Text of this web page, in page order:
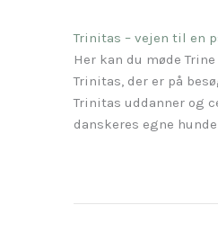
Trinitas – vejen til en
Her kan du møde
Trinitas, der er på
Trinitas uddanner og
danskeres egne hunde